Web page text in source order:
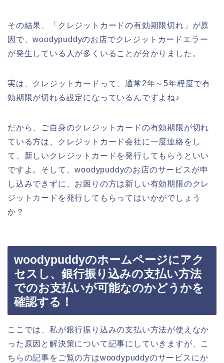
その結果、「クレジットカードの有効期限切れ」が原
因で、woodypuddyのお店でクレジットカードエラー
が発生している人が多くいることが分かりました。
実は、クレジットカードって、通常2年～5年程度で有
効期限が切れる設定になっているんですよね♪
だから、ご自身のクレジットカードの有効期限が切れ
ている方は、クレジットカード会社に一度連絡をし
て、新しいクレジットカードを発行してもらうといい
ですよ。そして、woodypuddyのお店のサービスが申
し込みできずに、お困りの方は新しい有効期限のクレ
ジットカードを発行してもらってはいかがでしょう
か？
woodypuddyのホームページにアク
セスし、銀行振り込みの支払い方法
でのお支払いが可能なのかどうかを
確認する！
ここでは、私が銀行振り込みの支払い方法が使えなか
った原因と解決策について記事にしていきますが、こ
ちらの記事をご覧の方はwoodypuddyのサービスにか